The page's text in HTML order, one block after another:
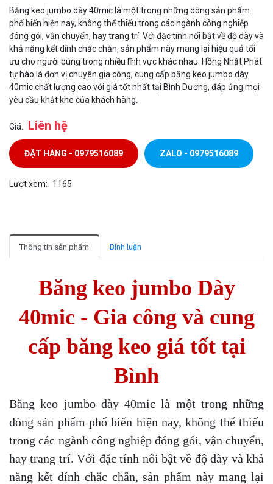
Băng keo jumbo dày 40mic là một trong những dòng sản phẩm
phổ biến hiện nay, không thể thiếu trong các ngành công nghiệp
đóng gói, vận chuyển, hay trang trí. Với đặc tính nổi bật về độ dày và
khả năng kết dính chắc chắn, sản phẩm này mang lại hiệu quả tối
ưu cho người dùng trong nhiều lĩnh vực khác nhau. Hồng Nhật Phát
tự hào là đơn vị chuyên gia công, cung cấp băng keo jumbo dày
40mic chất lượng cao với giá tốt nhất tại Bình Dương, đáp ứng mọi
yêu cầu khắt khe của khách hàng.
Giá: Liên hệ
ĐẶT HÀNG - 0979516089 ZALO - 0979516089
Lượt xem: 1165
Thông tin sản phẩm Bình luận
Băng keo jumbo Dày
40mic - Gia công và cung
cấp băng keo giá tốt tại
Bình
Băng keo jumbo dày 40mic là một trong những
dòng sản phẩm phổ biến hiện nay, không thể thiếu
trong các ngành công nghiệp đóng gói, vận chuyển,
hay trang trí. Với đặc tính nổi bật về độ dày và khả
năng kết dính chắc chắn, sản phẩm này mang lại